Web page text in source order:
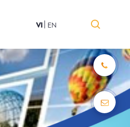
VI EN